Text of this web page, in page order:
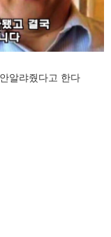
알랴줬다고 한다